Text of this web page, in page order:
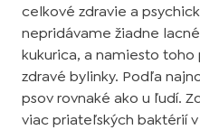
celkové zdravie a
nepridávame žiadne
kukurica, a namiesto
zdravé bylinky. Podľa
psov rovnaké ako u ľudí.
viac priateľských baktérií